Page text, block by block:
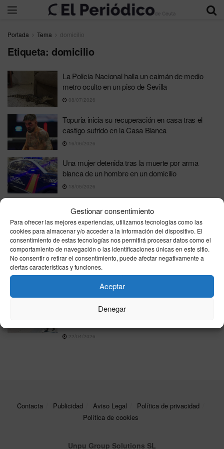
Gestionar consentimiento
Para ofrecer las mejores experiencias, utilizamos tecnologías como las
cookies para almacenar y/o acceder a la información del dispositivo. El
consentimiento de estas tecnologías nos permitirá procesar datos como el
comportamiento de navegación o las identificaciones únicas en este sitio.
No consentir o retirar el consentimiento, puede afectar negativamente a
ciertas características y funciones.
Aceptar
Denegar
Portada Tema domicilio
Etiqueta: domicilio
La Policía Nacional halla un caimán de medio
metro oculto en un piso de Sevilla
08/07/2026
Topuria inicia su recuperación en casa tras el
castigo sufrido en la Casa Blanca
16/06/2026
Una mujer detenida tras la muerte por arma
blanca de un hombre en un domicilio
18/05/2026
Ceuta Ya! exige a Vivas la rescisión inmediata
del contrato de Ayuda a Domicilio y su
municipalización
08/05/2026
El juicio del caso Kitchen analiza la validez de los
registros clave en el domicilio de Villarejo
enfermeros de Ceuta pagan de su bolsillo los
22/04/2026
Contacta Publicidad Aviso Legal
Política de privacidad
Política de cookies
Unpu Group Solutions SL